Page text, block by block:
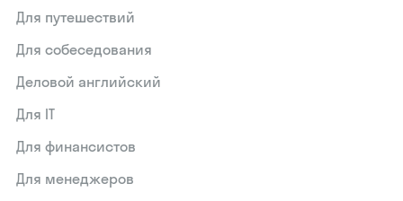
Для путешествий
Для собеседования
Деловой английский
Для IT
Для финансистов
Для менеджеров